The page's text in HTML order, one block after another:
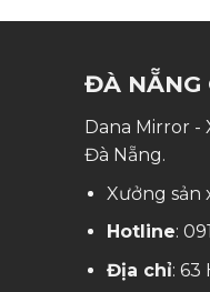
ĐÀ NẴNG
Dana Mirror
Đà Nẵng.
Xưởng
Hotline:
Địa chỉ: 63